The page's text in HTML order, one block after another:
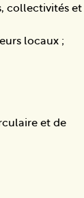
collectivités et
locaux ;
et de